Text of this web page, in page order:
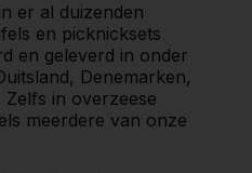
er al duizenden
en picknicksets
en geleverd in onder
Denemarken,
Zelfs in overzeese
meerdere van onze